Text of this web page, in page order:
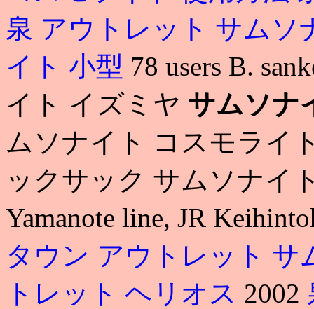
泉 アウトレット サムソ
イト 小型 78 users B.
イト イズミヤ サムソナ
ムソナイト コスモライ
ックサック サムソナイ
Yamanote line, JR
タウン アウトレット サ
トレット ヘリオス 2002